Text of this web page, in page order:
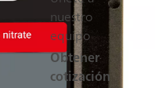
nuestro
equipo
Obtener
cotización